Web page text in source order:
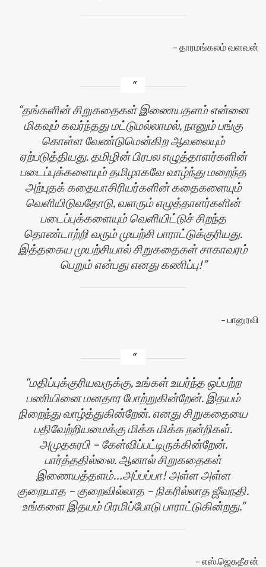
தாரமங்கலம் வளவன்
தங்களின் சிறுகதைகள் இணையதளம் என்னை
மிகவும் கவர்ந்தது மட்டுமல்லாமல், நானும் பங்கு
கொள்ள வேண்டுமென்கிற ஆவலையும்
ஏற்படுத்தியது. தமிழின் பிரபல எழுத்தாளர்களின்
படைப்புக்களையும் தமிழாகவே வாழ்ந்து மறைந்த
அற்புதக் கதையாசிரியர்களின் கதைகளையும்
வெளியிடுவதோடு, வளரும் எழுத்தாளர்களின்
படைப்புக்களையும் வெளியிட்டுச் சிறந்த
தொண்டாற்றி வரும் முயற்சி பாராட்டுக்குரியது.
இத்தகைய முயற்சியால் சிறுகதைகள் சாகாவரம்
பெறும் என்பது எனது கணிப்பு!
பானுரவி
மதிப்புக்குரியவருக்கு, உங்கள் உயர்ந்த ஒப்பற்ற
பணியினை மனதார போற்றுகின்றேன். இதயம்
நிறைந்து வாழ்த்துகின்றேன். எனது சிறுகதையை
பதிவேற்றியமைக்கு மிக்க மிக்க நன்றிகள்.
அமுதசுரபி – கேள்விப்பட்டிருக்கின்றேன்.
பார்த்ததில்லை. ஆனால் சிறுகதைகள்
இணையத்தளம்…அப்பப்பா! அள்ள அள்ள
குறையாத – குறைவில்லாத – நிகரில்லாத ஜீவநதி.
உங்களை இதயம் பிரமிப்போடு பாராட்டுகின்றது.
எஸ்.ஜெகதீசன்